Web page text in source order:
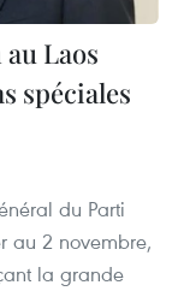
Laos
spéciales
du Parti
au 2 novembre,
la grande